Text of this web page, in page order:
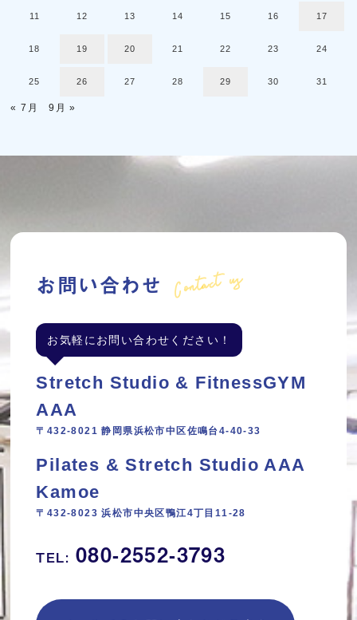
11 12 13 14 15 16 17
18 19 20 21 22 23 24
25 26 27 28 29 30 31
« 7月 9月 »
お問い合わせ Contact us
お気軽にお問い合わせください！
Stretch Studio & FitnessGYM
AAA
〒432-8021 静岡県浜松市中区佐鳴台4-40-33
Pilates & Stretch Studio AAA
Kamoe
〒432-8023 浜松市中央区鴨江4丁目11‐28
TEL: 080-2552-3793